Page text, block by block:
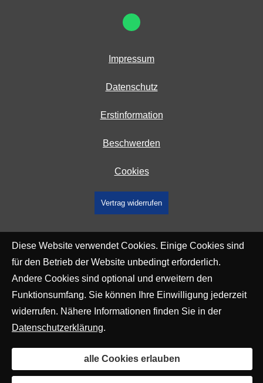
Impressum
Datenschutz
Erstinformation
Beschwerden
Cookies
Vertrag widerrufen
Diese Website verwendet Cookies. Einige Cookies sind
für den Betrieb der Website unbedingt erforderlich.
Andere Cookies sind optional und erweitern den
Funktionsumfang. Sie können Ihre Einwilligung jederzeit
widerrufen. Nähere Informationen finden Sie in der
Datenschutzerklärung.
alle Cookies erlauben